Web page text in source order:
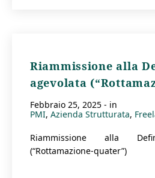
Riammissione alla
agevolata
febbraio 25, 2025 - in
PMI Azienda Strutturata
Riammissione alla
(“Rottamazione-quater”)